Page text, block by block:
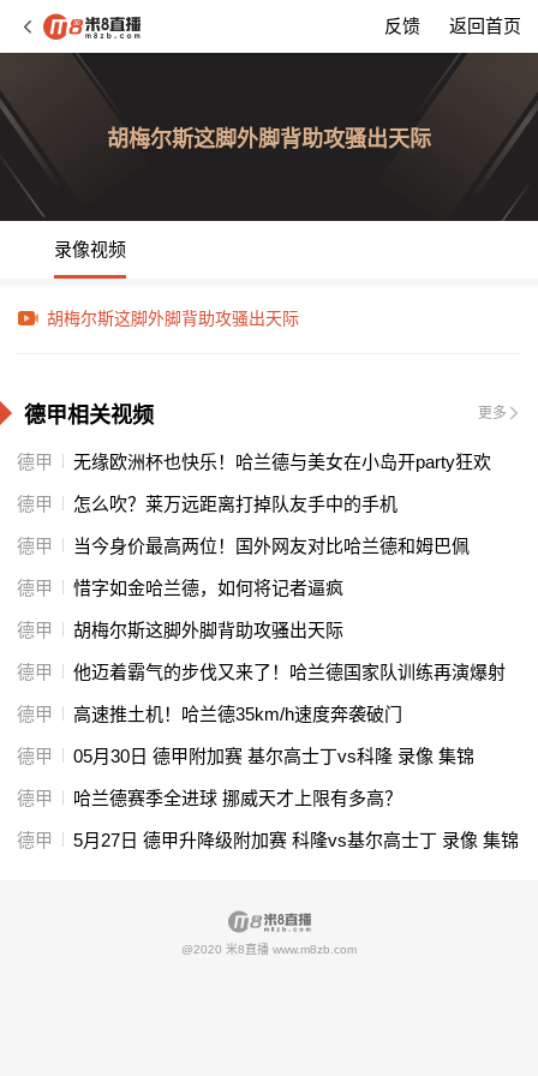
反馈 返回首页
胡梅尔斯这脚外脚背助攻骚出天际
录像视频
胡梅尔斯这脚外脚背助攻骚出天际
德甲相关视频 更多
德甲 无缘欧洲杯也快乐！哈兰德与美女在小岛开party狂欢
德甲 怎么吹？莱万远距离打掉队友手中的手机
德甲 当今身价最高两位！国外网友对比哈兰德和姆巴佩
德甲 惜字如金哈兰德，如何将记者逼疯
德甲 胡梅尔斯这脚外脚背助攻骚出天际
德甲 他迈着霸气的步伐又来了！哈兰德国家队训练再演爆射
德甲 高速推土机！哈兰德35km/h速度奔袭破门
德甲 05月30日 德甲附加赛 基尔高士丁vs科隆 录像 集锦
德甲 哈兰德赛季全进球 挪威天才上限有多高？
德甲 5月27日 德甲升降级附加赛 科隆vs基尔高士丁 录像 集锦
@2020 米8直播 www.m8zb.com